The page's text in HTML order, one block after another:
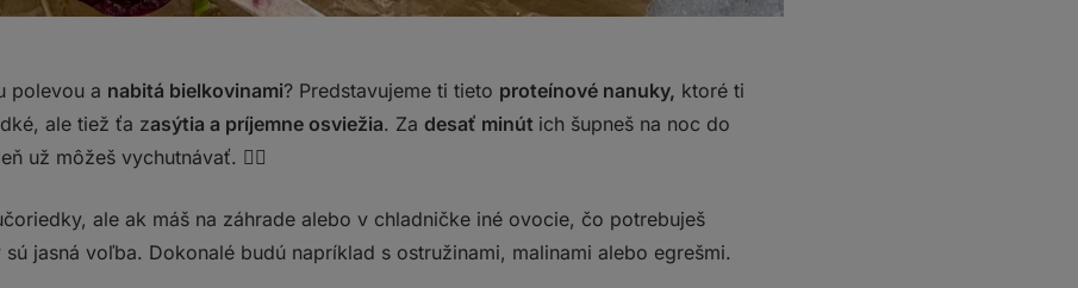
polevou a nabitá bielkovinami? Predstavujeme ti tieto proteínové nanuky, ktoré ti
ale tiež ťa zasýtia a príjemne osviežia. Za desať minút ich šupneš na noc do
už môžeš vychutnávať. 👌🏻
ale ak máš na záhrade alebo v chladničke iné ovocie, čo potrebuješ
jasná voľba. Dokonalé budú napríklad s ostružinami, malinami alebo egrešmi.